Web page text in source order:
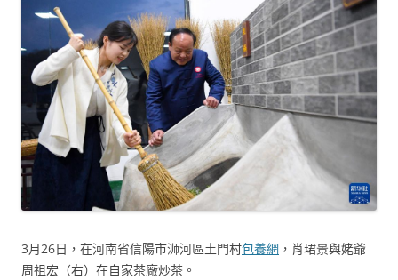
3月26日，在河南省信陽市浉河區土門村包養網 ，肖珺景與姥爺
周祖宏（右）在自家茶廠炒茶。